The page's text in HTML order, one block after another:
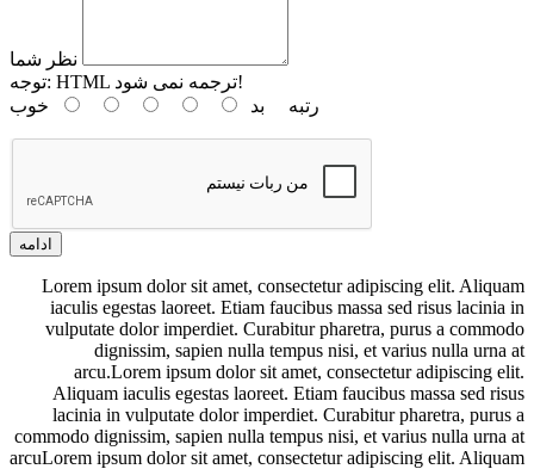
نظر شما
توجه:
HTML ترجمه نمی شود!
رتبه بد خوب
ادامه
Lorem ipsum dolor sit amet, consectetur adipiscing elit. Aliquam
iaculis egestas laoreet. Etiam faucibus massa sed risus lacinia in
vulputate dolor imperdiet. Curabitur pharetra, purus a commodo
dignissim, sapien nulla tempus nisi, et varius nulla urna at
arcu.Lorem ipsum dolor sit amet, consectetur adipiscing elit.
Aliquam iaculis egestas laoreet. Etiam faucibus massa sed risus
lacinia in vulputate dolor imperdiet. Curabitur pharetra, purus a
commodo dignissim, sapien nulla tempus nisi, et varius nulla urna at
arcuLorem ipsum dolor sit amet, consectetur adipiscing elit. Aliquam